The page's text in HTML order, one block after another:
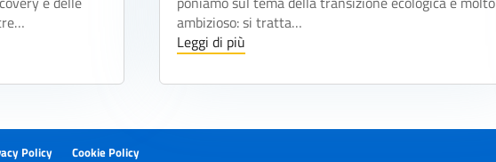
ambizioso: si tratta…
Leggi di più
Policy Cookie Policy